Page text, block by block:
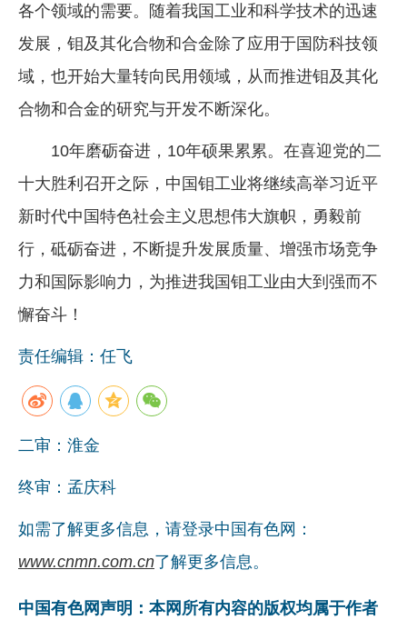
各个领域的需要。随着我国工业和科学技术的迅速
发展，钼及其化合物和合金除了应用于国防科技领
域，也开始大量转向民用领域，从而推进钼及其化
合物和合金的研究与开发不断深化。
10年磨砺奋进，10年硕果累累。在喜迎党的二
十大胜利召开之际，中国钼工业将继续高举习近平
新时代中国特色社会主义思想伟大旗帜，勇毅前
行，砥砺奋进，不断提升发展质量、增强市场竞争
力和国际影响力，为推进我国钼工业由大到强而不
懈奋斗！
责任编辑：任飞
二审：淮金
终审：孟庆科
如需了解更多信息，请登录中国有色网：
www.cnmn.com.cn了解更多信息。
中国有色网声明：本网所有内容的版权均属于作者